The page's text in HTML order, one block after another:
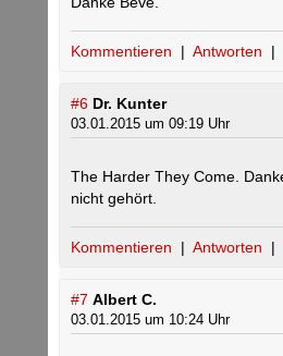
Kommentieren | Antworten |
#6 Dr. Kunter
03.01.2015 um 09:19 Uhr
The Harder They Come.
nicht gehört.
Kommentieren | Antworten |
#7 Albert C.
03.01.2015 um 10:24 Uhr